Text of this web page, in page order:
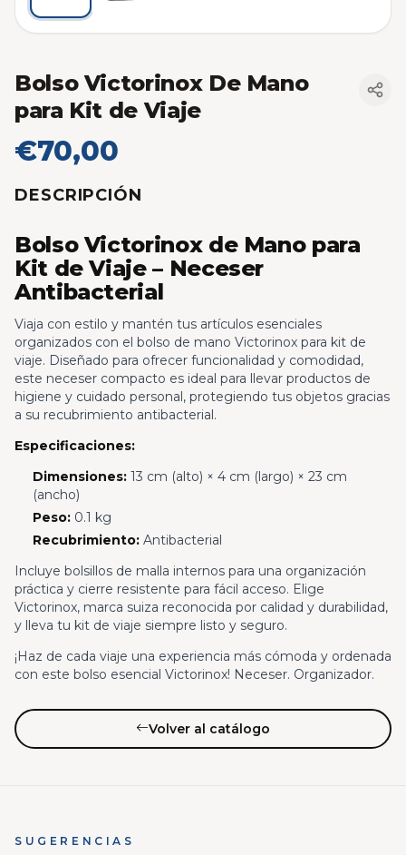
Bolso Victorinox De Mano
para Kit de Viaje
€70,00
DESCRIPCIÓN
Bolso Victorinox de Mano para
Kit de Viaje – Neceser
Antibacterial
Viaja con estilo y mantén tus artículos esenciales
organizados con el bolso de mano Victorinox para kit de
viaje. Diseñado para ofrecer funcionalidad y comodidad,
este neceser compacto es ideal para llevar productos de
higiene y cuidado personal, protegiendo tus objetos gracias
a su recubrimiento antibacterial.
Especificaciones:
Dimensiones:13 cm (alto) × 4 cm (largo) × 23 cm
(ancho)
Peso:0.1 kg
Recubrimiento:Antibacterial
Incluye bolsillos de malla internos para una organización
práctica y cierre resistente para fácil acceso. Elige
Victorinox, marca suiza reconocida por calidad y durabilidad,
y lleva tu kit de viaje siempre listo y seguro.
¡Haz de cada viaje una experiencia más cómoda y ordenada
con este bolso esencial Victorinox! Neceser. Organizador.
Volver al catálogo
SUGERENCIAS